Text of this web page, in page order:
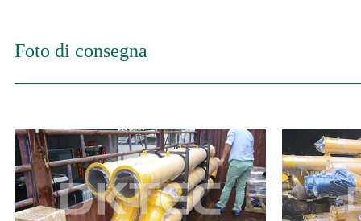
Foto di consegna